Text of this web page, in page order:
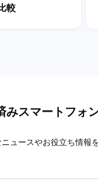
較
みスマートフォ
ュースやお役立ち情報